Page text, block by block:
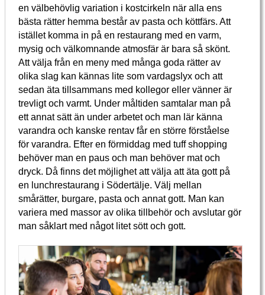
en välbehövlig variation i kostcirkeln när alla ens
bästa rätter hemma består av pasta och köttfärs. Att
istället komma in på en restaurang med en varm,
mysig och välkomnande atmosfär är bara så skönt.
Att välja från en meny med många goda rätter av
olika slag kan kännas lite som vardagslyx och att
sedan äta tillsammans med kollegor eller vänner är
trevligt och varmt. Under måltiden samtalar man på
ett annat sätt än under arbetet och man lär känna
varandra och kanske rentav får en större förståelse
för varandra. Efter en förmiddag med tuff shopping
behöver man en paus och man behöver mat och
dryck. Då finns det möjlighet att välja att äta gott på
en lunchrestaurang i Södertälje. Välj mellan
smårätter, burgare, pasta och annat gott. Man kan
variera med massor av olika tillbehör och avslutar gör
man såklart med något litet sött och gott.